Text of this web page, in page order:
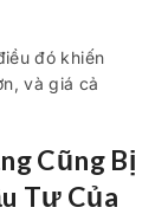
đó khiến
và giá cả
Cũng Bị
Tư Của